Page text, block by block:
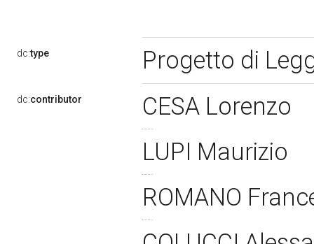
dc:type Progetto di
dc:contributor
CESA Lorenzo
LUPI Maurizio
ROMANO